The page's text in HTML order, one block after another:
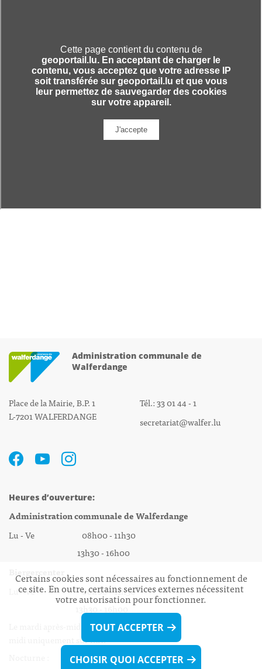
Administration communale de
Walferdange
Place de la Mairie, B.P. 1
L-7201 WALFERDANGE
Tél.: 33 01 44 - 1
secretariat@walfer.lu
Heures d’ouverture:
Administration communale de Walferdange
Lu - Ve 08h00 - 11h30
13h30 - 16h00
Lu - Ve 08h00 - 11h30
Le mardi après-midi et le vendredi après-
midi uniquement sur Rdv.
Certains cookies sont nécessaires au fonctionnement de
ce site. En outre, certains services externes nécessitent
votre autorisation pour fonctionner.
TOUT ACCEPTER
CHOISIR QUOI ACCEPTER